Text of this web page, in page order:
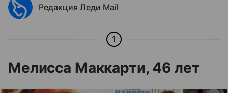
Редакция Леди Mail
1
Мелисса Маккарти, 46 лет